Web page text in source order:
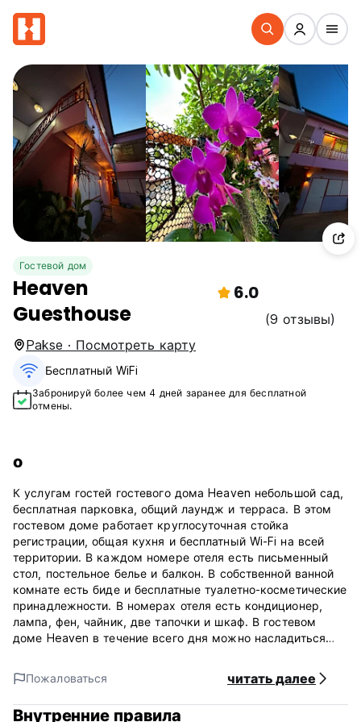
Гостевой дом
Heaven
Guesthouse
6.0
(9 отзывы)
Pakse · Посмотреть карту
Бесплатный WiFi
Забронируй более чем 4 дней заранее для бесплатной
отмены.
о
К услугам гостей гостевого дома Heaven небольшой сад,
бесплатная парковка, общий лаундж и терраса. В этом
гостевом доме работает круглосуточная стойка
регистрации, общая кухня и бесплатный Wi-Fi на всей
территории. В каждом номере отеля есть письменный
стол, постельное белье и балкон. В собственной ванной
комнате есть биде и бесплатные туалетно-косметические
принадлежности. В номерах отеля есть кондиционер,
лампа, фен, чайник, две тапочки и шкаф. В гостевом
доме Heaven в течение всего дня можно насладиться
гостевом доме вы найдете ресторан тайской и азиатской
кухни. Также можно заказать вегетарианские и
веганские блюда.
Пожаловаться читать далее
Внутренние правила